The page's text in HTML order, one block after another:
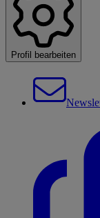
Profil bearbeiten